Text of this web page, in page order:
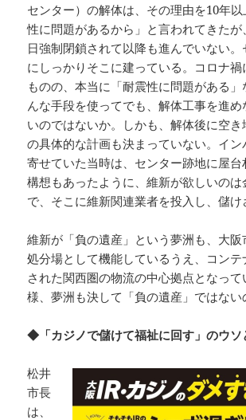
センター）の解体は、その理由を10年
性に問題があるから」と言われてきたが
日強制閉鎖されて以降も進んでいない
にしっかりそこに建っている。コロナ禍
ものの、本当に「耐震性に問題がある
んな手段を使ってでも、解体工事を進
いのではないか。しかも、解体後に空
の具体的な計画も決まっていない。イン
寄せていた当時は、センター跡地に屋
構想もあったように、維新が欲しいの
で、そこに維新関連業者を投入し、儲け
維新が「負の遺産」という夢洲も、大
処分場として機能しているうえ、コン
された関西圏の物流の中心拠点となっ
様、夢洲も決して「負の遺産」ではない
◆「カジノで儲けて福祉に回す」のウソ
松井
市長
は、